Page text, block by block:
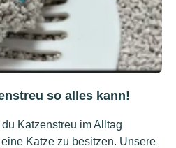
so alles kann!
Katzenstreu im Alltag
Katze zu besitzen. Unsere